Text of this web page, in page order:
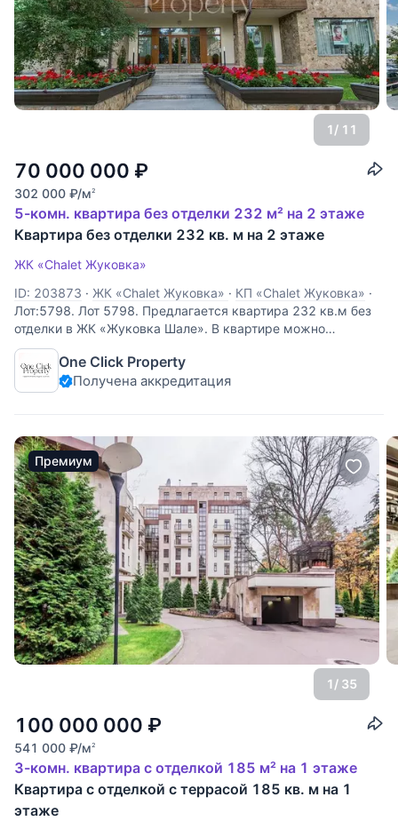
1/ 11
70 000 000 ₽
302 000 ₽/м2
5-комн. квартира без отделки 232 м² на 2 этаже
Квартира без отделки 232 кв. м на 2 этаже
ЖК «Chalet Жуковка»
ID: 203873 · ЖК «Chalet Жуковка» · КП «Chalet Жуковка» ·
Лот:5798. Лот 5798. Предлагается квартира 232 кв.м без
отделки в ЖК «Жуковка Шале». В квартире можно
спланировать просторную гостиную с отличным балконом,
кухню, столовую, три спальни с ванными комнатами и
гардеробными. Приятные виды на парк и
One Click Property
Получена аккредитация
Премиум
1/ 35
100 000 000 ₽
541 000 ₽/м2
3-комн. квартира с отделкой 185 м² на 1 этаже
Квартира с отделкой с террасой 185 кв. м на 1
этаже